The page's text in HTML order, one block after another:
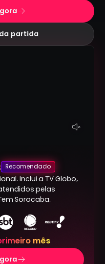
partida
Recomendado
Inclui a TV Globo,
pelas
Sorocaba.
mês